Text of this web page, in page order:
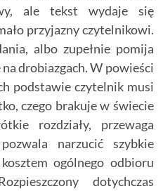
ale tekst wydaje się
przyjazny czytelnikowi.
albo zupełnie pomija
drobiazgach. W powieści
podstawie czytelnik musi
czego brakuje w świecie
rozdziały, przewaga
narzucić szybkie
ogólnego odbioru
dotychczas